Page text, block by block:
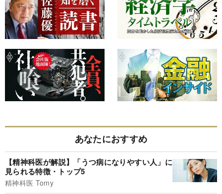
あなたにおすすめ
【精神科医が解説】「うつ病になりやすい人」に
見られる特徴・トップ5
精神科医 Tomy